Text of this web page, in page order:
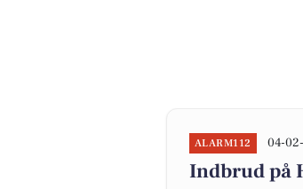
ALARM112 04-
Indbrud på